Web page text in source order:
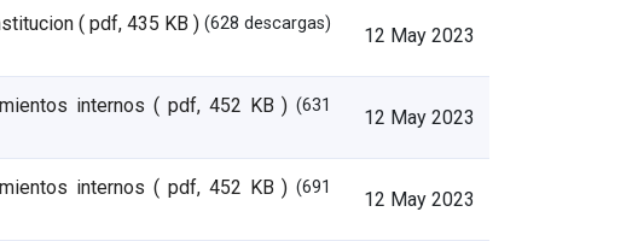
( pdf, 435 KB ) (628 descargas)
12 May 2023
internos ( pdf, 452 KB ) (631
12 May 2023
internos ( pdf, 452 KB ) (691
12 May 2023